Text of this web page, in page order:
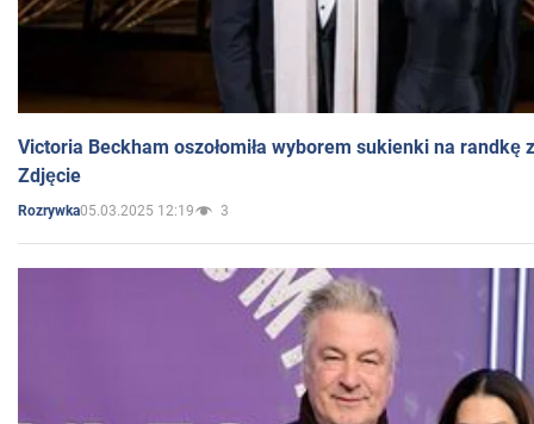
Victoria Beckham oszołomiła wyborem sukienki na randkę
Zdjęcie
Rozrywka05.03.2025 12:19 3